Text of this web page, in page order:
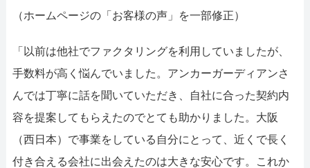
（ホームページの「お客様の声」を一部修正）
「以前は他社でファクタリングを利用していましたが、
手数料が高く悩んでいました。アンカーガーディアンさ
んでは丁寧に話を聞いていただき、自社に合った契約内
容を提案してもらえたのでとても助かりました。大阪
（西日本）で事業をしている自分にとって、近くで長く
付き合える会社に出会えたのは大きな安心です。これか